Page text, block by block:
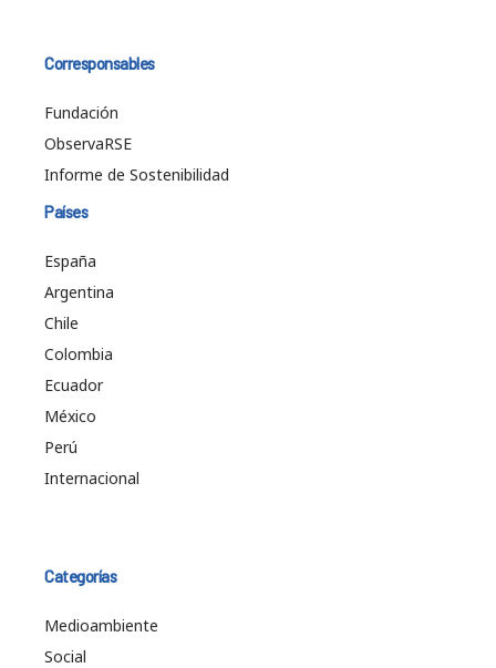
Corresponsables
Fundación
ObservaRSE
Informe de Sostenibilidad
Países
España
Argentina
Chile
Colombia
Ecuador
México
Perú
Internacional
Categorías
Medioambiente
Social